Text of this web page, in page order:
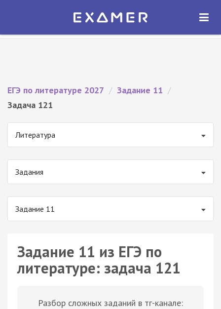
Экзамер — ЕГЭ 2027
ОТКРЫТЬ
ЕГЭ по литературе 2027 / Задание 11 /
Задача 121
Литература
Задания
Задание 11
Задание 11 из ЕГЭ по
литературе: задача 121
Разбор сложных заданий в тг-канале: